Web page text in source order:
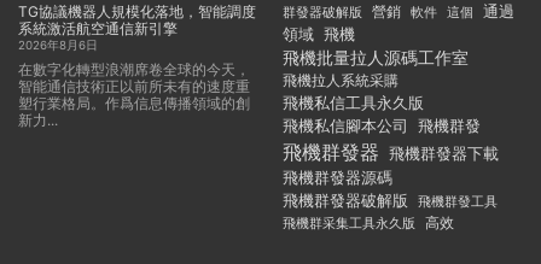
TG協議機器人規模化落地，智能調度
系統激活航空通信新引擎
2026年8月6日
在數字化轉型浪潮席卷全球的今天，
智能通信技術正以前所未有的速度重
塑行業格局。作爲信息傳播領域的創
新力...
群發器破解版 營銷 軟件 這個
通過
領域 飛機
飛機批量拉人源碼工作室
飛機拉人系統采購
飛機私信工具永久版
飛機私信腳本公司
飛機群發
飛機群發器 飛機群發器下載
飛機群發器源碼
飛機群發器破解版
飛機群發工具
飛機群采集工具永久版
高效